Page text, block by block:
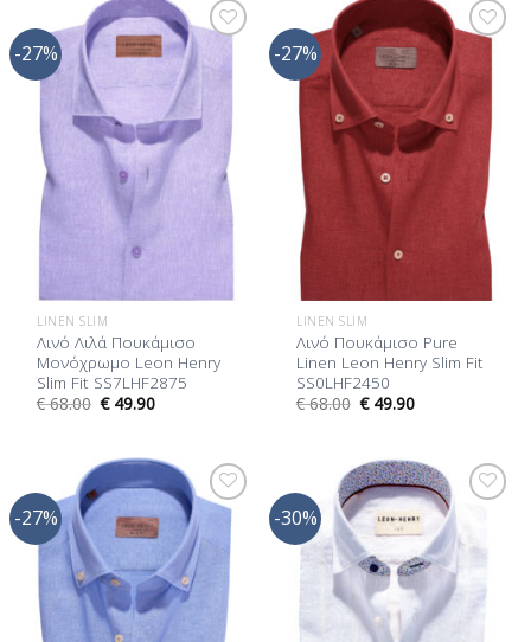
-27%
Προσθήκη
στη Λίστα
Επιθυμίας
LINEN SLIM
Λινό Λιλά Πουκάμισο
Μονόχρωμο Leon Henry
Slim Fit SS7LHF2875
€68.00 €49.90
-27%
Προσθήκη
στη Λίστα
Επιθυμίας
LINEN SLIM
Λινό Πουκάμισο Pure
Linen Leon Henry Slim Fit
SS0LHF2450
€68.00 €49.90
-27%
Προσθήκη
στη Λίστα
Επιθυμίας
-30%
Προσθήκη
στη Λίστα
Επιθυμίας